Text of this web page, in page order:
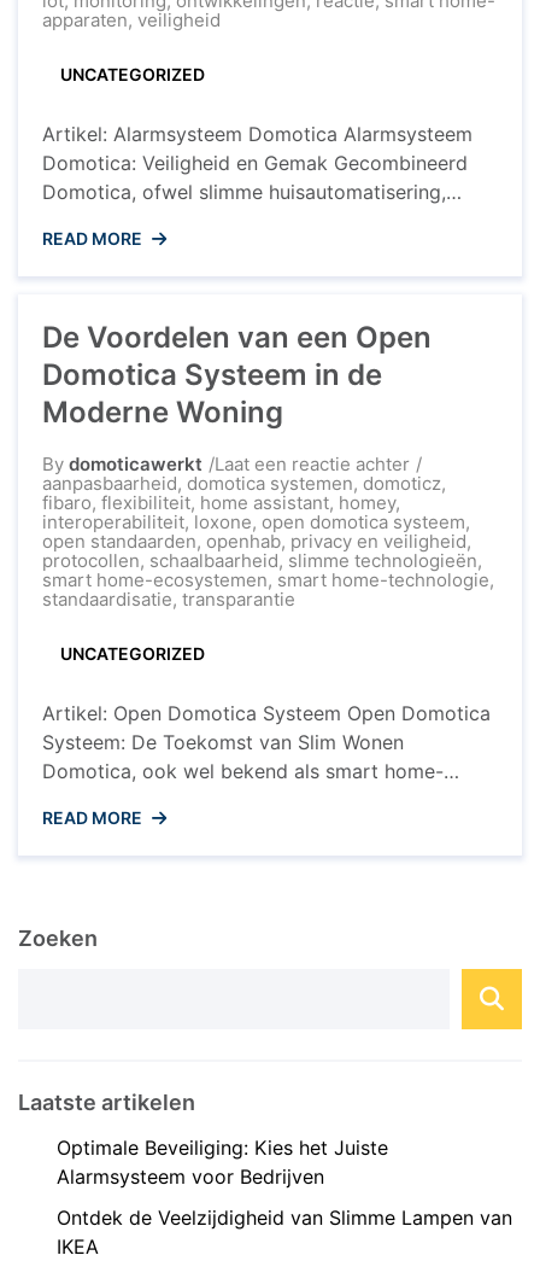
apparaten, veiligheid
UNCATEGORIZED
Artikel: Alarmsysteem Domotica Alarmsysteem
Domotica: Veiligheid en Gemak Gecombineerd
Domotica, ofwel slimme huisautomatisering,
huishoudens. Een van de meest gewaardeerde
toepassingen binnen domotica is het
alarmsysteem in uw slimme woning creëert u niet
alleen een veiligere omgeving, maar ook meer
gemak en gemoedsrust. Voordelen van ...
READ MORE
De Voordelen van een Open
Domotica Systeem in de
Moderne Woning
By domoticawerkt Laat een reactie achterop
De
van
een
Open
Domotica
Systeem
aanpasbaarheid, domotica systemen, domoticz,
fibaro, flexibiliteit, home assistant, homey,
interoperabiliteit, loxone, open domotica systeem,
open standaarden, openhab, privacy en veiligheid,
protocollen, schaalbaarheid, slimme technologieën,
smart home-ecosystemen, smart home-technologie,
standaardisatie, transparantie
UNCATEGORIZED
Artikel: Open Domotica Systeem Open Domotica
Systeem: De Toekomst van Slim Wonen
Domotica, ook wel bekend als smart home-
apparaten en systemen in huis met elkaar te laten
communiceren en te automatiseren. Een open
het interoperabiliteit ...
READ MORE
Zoeken
Laatste artikelen
Optimale Beveiliging: Kies het Juiste
Alarmsysteem voor Bedrijven
Ontdek de Veelzijdigheid van Slimme Lampen van
IKEA